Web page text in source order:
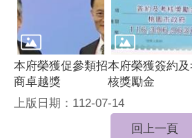
本府榮獲促參類招
商卓越獎
本府榮獲簽約
核獎勵金
上版日期：112-07-14
回上一頁